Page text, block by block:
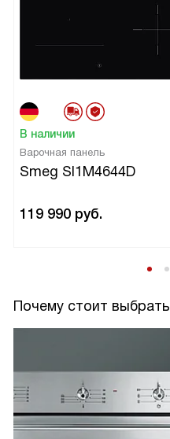
В наличии
Варочная панель
Smeg SI1M4644D
119 990 руб.
Почему стоит